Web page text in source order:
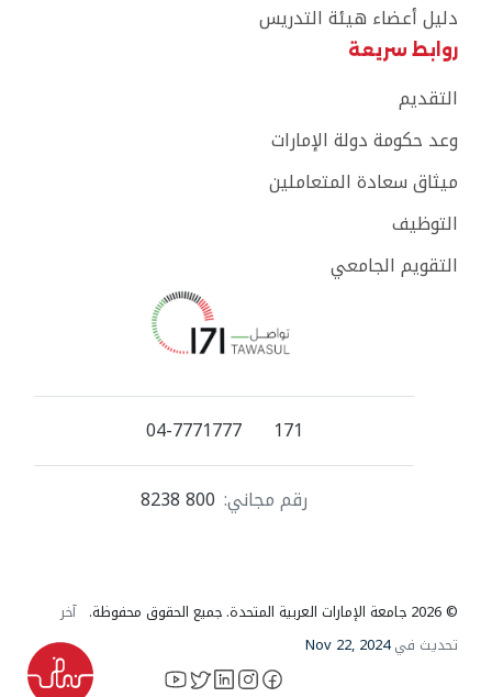
دليل أعضاء هيئة التدريس
روابط سريعة
التقديم
وعد حكومة دولة الإمارات
ميثاق سعادة المتعاملين
التوظيف
التقويم الجامعي
171
04-7771777
رقم مجاني: 800 8238
© 2026 جامعة الإمارات العربية المتحدة. جميع الحقوق محفوظة.
آخر
تحديث فيNov 22, 2024
facebook
instagram
LinkedIn
X
YouTube